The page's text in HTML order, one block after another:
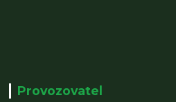
Provozovatel